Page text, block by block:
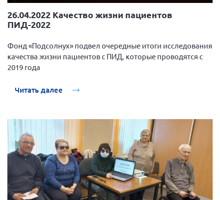
26.04.2022 Качество жизни пациентов
ПИД-2022
Фонд «Подсолнух» подвел очередные итоги исследования
качества жизни пациентов с ПИД, которые проводятся с
2019 года
Читать далее